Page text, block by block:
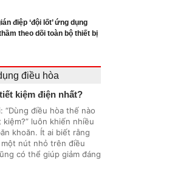
điệp ‘đội lốt’ ứng dụng
theo dõi toàn bộ thiết bị
điều hòa
kiệm điện nhất?
“Dùng điều hòa thế nào
luôn khiến nhiều
khoăn. Ít ai biết rằng
nút nhỏ trên điều
có thể giúp giảm đáng